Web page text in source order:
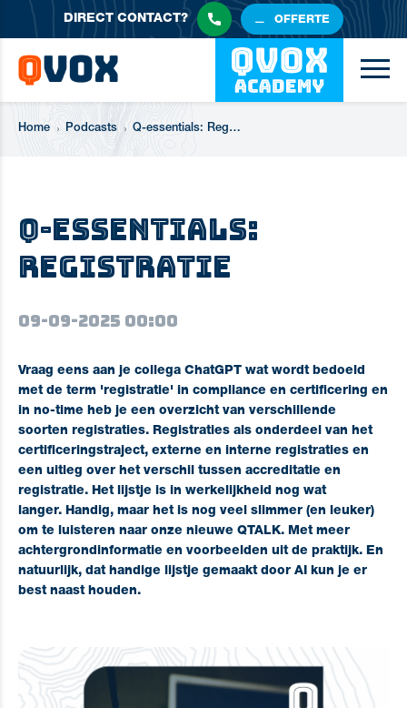
DIRECTCONTACT? OFFERTE
Home Podcasts Q-essentials: Registratie (1)
Q-essentials:
Registratie
09-09-2025 00:00
Vraag eens aan je collega ChatGPT wat wordt bedoeld
met de term 'registratie' in compliance en certificering en
in no-time heb je een overzicht van verschillende
soorten registraties. Registraties als onderdeel van het
certificeringstraject, externe en interne registraties en
een uitleg over het verschil tussen accreditatie en
registratie. Het lijstje is in werkelijkheid nog wat
langer. Handig, maar het is nog veel slimmer (en leuker)
om te luisteren naar onze nieuwe QTALK. Met meer
achtergrondinformatie en voorbeelden uit de praktijk. En
natuurlijk, dat handige lijstje gemaakt door AI kun je er
best naast houden.